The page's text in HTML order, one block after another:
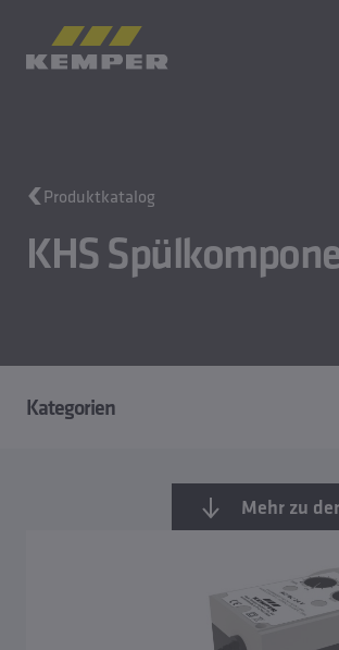
Gusstechnik
Walzprodukte
Unternehmen
DE| DE Sprachwechsler
Produktkatalog
KHS
Kategorien
Mehr zu